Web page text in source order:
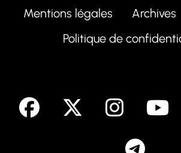
Mentions légales Archives
Politique de
facebook